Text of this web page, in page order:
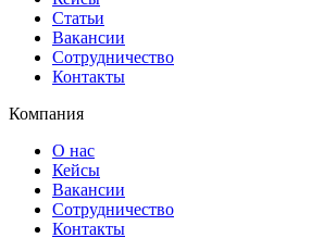
Статьи
Вакансии
Сотрудничество
Контакты
Компания
О нас
Кейсы
Вакансии
Сотрудничество
Контакты